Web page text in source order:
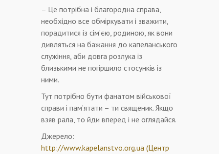
– Це потрібна і благородна справа,
необхідно все обміркувати і зважити,
порадитися із сім’єю, родиною, як вони
дивляться на бажання до капеланського
служіння, аби довга розлука із
близькими не погіршило стосунків із
ними.
Тут потрібно бути фанатом військової
справи і пам’ятати – ти священик. Якщо
взяв рала, то йди вперед і не оглядайся.
Джерело:
http://www.kapelanstvo.org.ua (Центр